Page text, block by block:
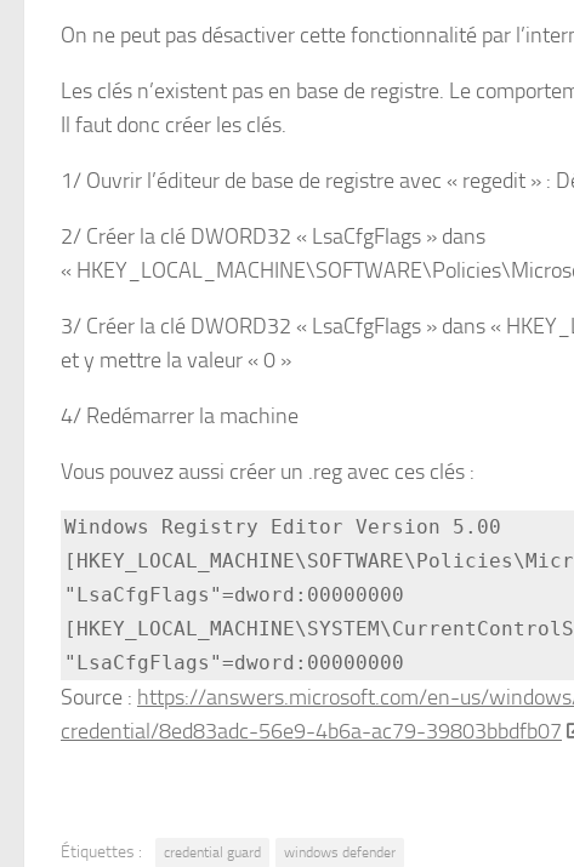
On ne peut pas désactiver cette fonctionnalité par
Les clés n’existent pas en base de registre. Le
Il faut donc créer les clés.
1/ Ouvrir l’éditeur de base de registre avec « regedit » :
2/ Créer la clé DWORD32 « LsaCfgFlags » dans
«
3/ Créer la clé DWORD32 « LsaCfgFlags » dans «
et y mettre la valeur « 0 »
4/ Redémarrer la machine
Vous pouvez aussi créer un .reg avec ces clés :
Windows Registry Editor Version 5.00
"LsaCfgFlags"=dword:00000000
"LsaCfgFlags"=dword:00000000
Source : https://answers.microsoft.com/en-us/
credential/8ed83adc-56e9-4b6a-ac79-39803bbdfb07
Étiquettes : credential guard windows defender